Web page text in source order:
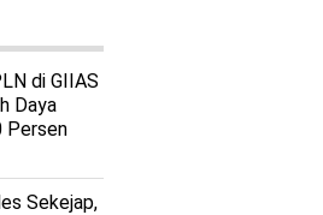
di GIIAS
Daya
Persen
Sekejap,